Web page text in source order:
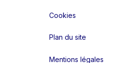
Cookies
Plan du site
Mentions légales